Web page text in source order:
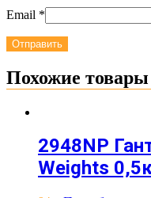
Email *
Похожие товары
2948NP
Weights